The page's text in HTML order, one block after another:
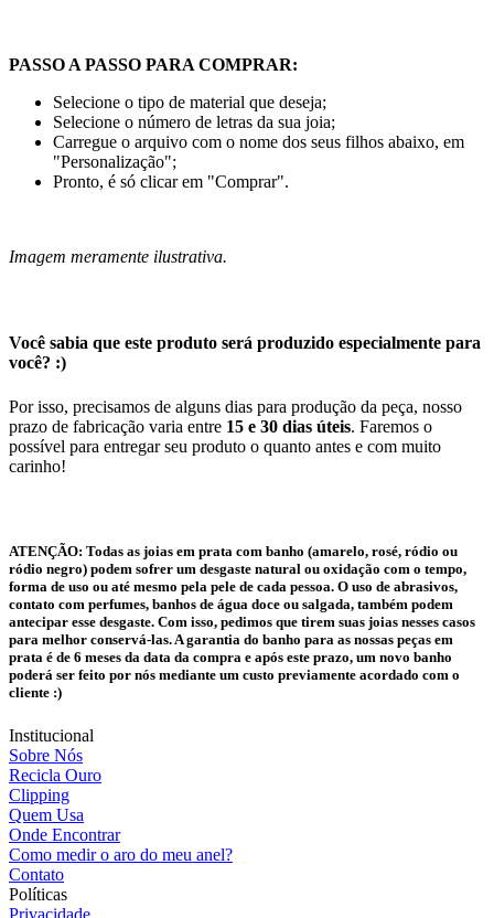
PASSO A PASSO PARA COMPRAR:
Selecione o tipo de material que deseja;
Selecione o número de letras da sua joia;
Carregue o arquivo com o nome dos seus filhos abaixo, em
"Personalização";
Pronto, é só clicar em "Comprar".
Imagem meramente ilustrativa.
Você sabia que este produto será produzido especialmente para
você? :)
Por isso, precisamos de alguns dias para produção da peça, nosso
prazo de fabricação varia entre 15 e 30 dias úteis. Faremos o
possível para entregar seu produto o quanto antes e com muito
carinho!
ATENÇÃO: Todas as joias em prata com banho (amarelo, rosé, ródio ou
ródio negro) podem sofrer um desgaste natural ou oxidação com o tempo,
forma de uso ou até mesmo pela pele de cada pessoa. O uso de abrasivos,
contato com perfumes, banhos de água doce ou salgada, também podem
antecipar esse desgaste. Com isso, pedimos que tirem suas joias nesses casos
para melhor conservá-las. A garantia do banho para as nossas peças em
prata é de 6 meses da data da compra e após este prazo, um novo banho
poderá ser feito por nós mediante um custo previamente acordado com o
cliente :)
Institucional
Sobre Nós
Recicla Ouro
Clipping
Quem Usa
Onde Encontrar
Como medir o aro do meu anel?
Contato
Políticas